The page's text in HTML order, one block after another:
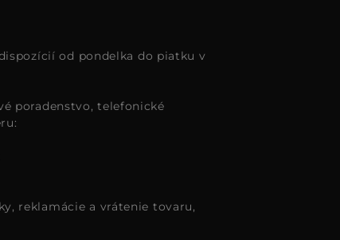
od pondelka do piatku v
poradenstvo, telefonické
reklamácie a vrátenie tovaru,